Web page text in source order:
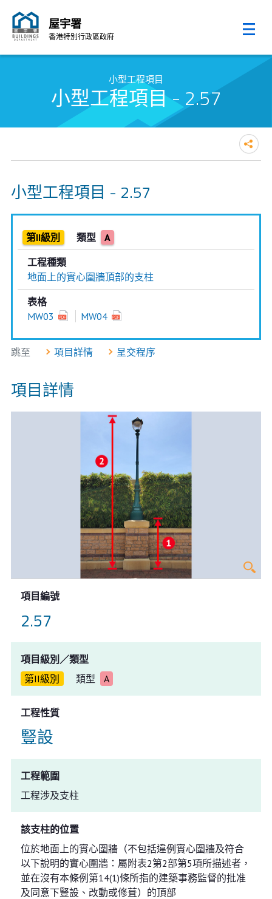
屋宇署
香港特別行政區政府
小型工程項目
小型工程項目 - 2.57
小型工程項目 - 2.57
第II級別 類型 A
工程種類
地面上的實心圍牆頂部的支柱
表格
MW03
MW04
跳至 項目詳情 呈交程序
項目詳情
項目編號
2.57
項目級別／類型
第II級別
類型 A
工程性質
豎設
工程範圍
工程涉及支柱
該支柱的位置
位於地面上的實心圍牆（不包括違例實心圍牆及符合
以下說明的實心圍牆：屬附表2第2部第5項所描述者，
並在沒有本條例第14(1)條所指的建築事務監督的批准
及同意下豎設、改動或修葺）的頂部